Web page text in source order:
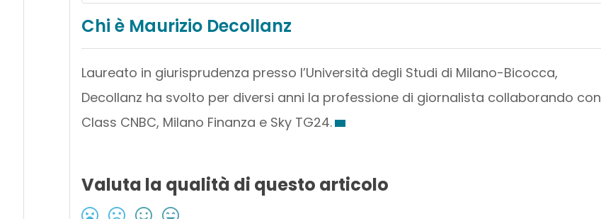
Chi è Maurizio Decollanz
Laureato in giurisprudenza presso l’Università degli Studi di Milano-Bicocca,
Decollanz ha svolto per diversi anni la professione di giornalista collaborando con
Class CNBC, Milano Finanza e Sky TG24.
Valuta la qualità di questo articolo